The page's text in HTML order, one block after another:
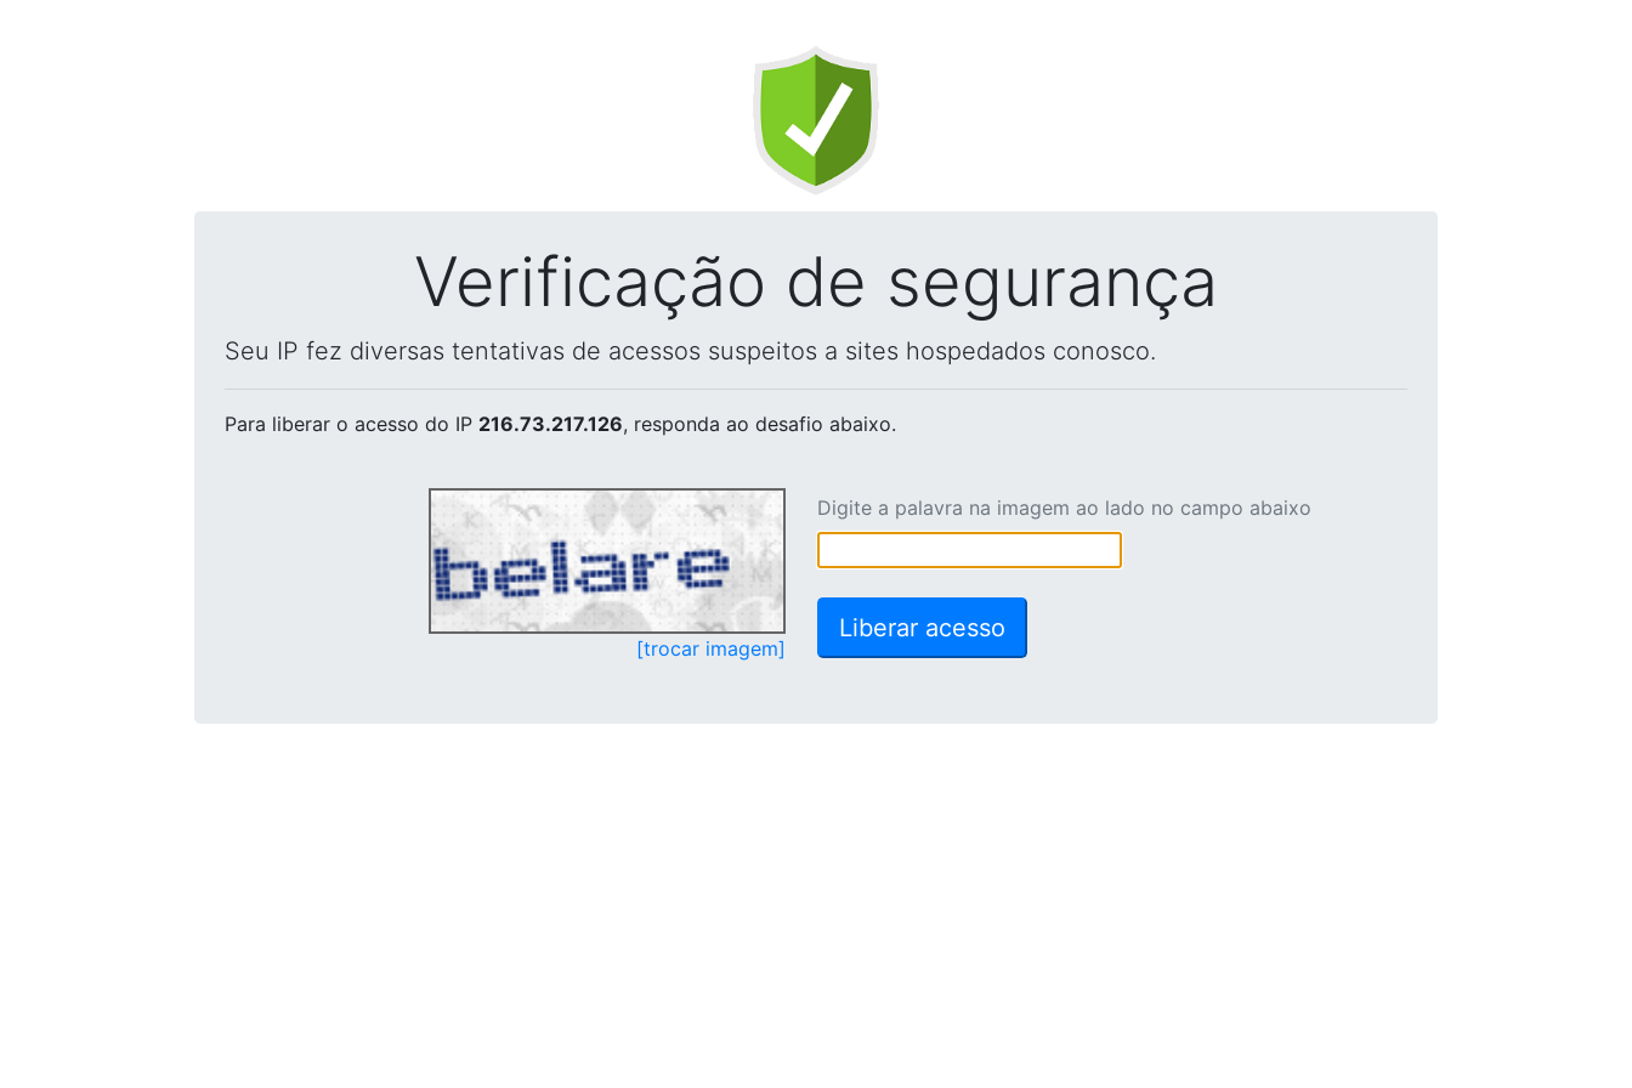
Verificação de segurança
Seu IP fez diversas tentativas de acessos suspeitos a sites hospedados conosco.
Para liberar o acesso do IP 216.73.217.126, responda ao desafio abaixo.
[trocar imagem]
Digite a palavra na imagem ao lado no campo abaixo